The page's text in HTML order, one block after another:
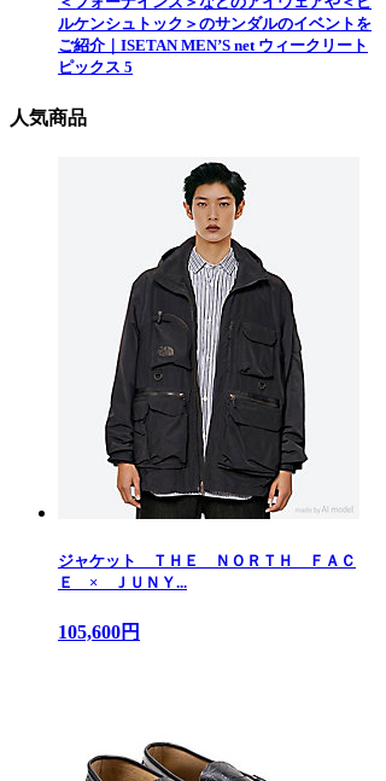
ルケンシュトック＞のサンダルのイベントを
ご紹介｜ISETAN MEN’S net ウィークリート
ピックス 5
人気商品
ジャケット ＴＨＥ ＮＯＲＴＨ ＦＡＣ
Ｅ × ＪＵＮＹ...
105,600円